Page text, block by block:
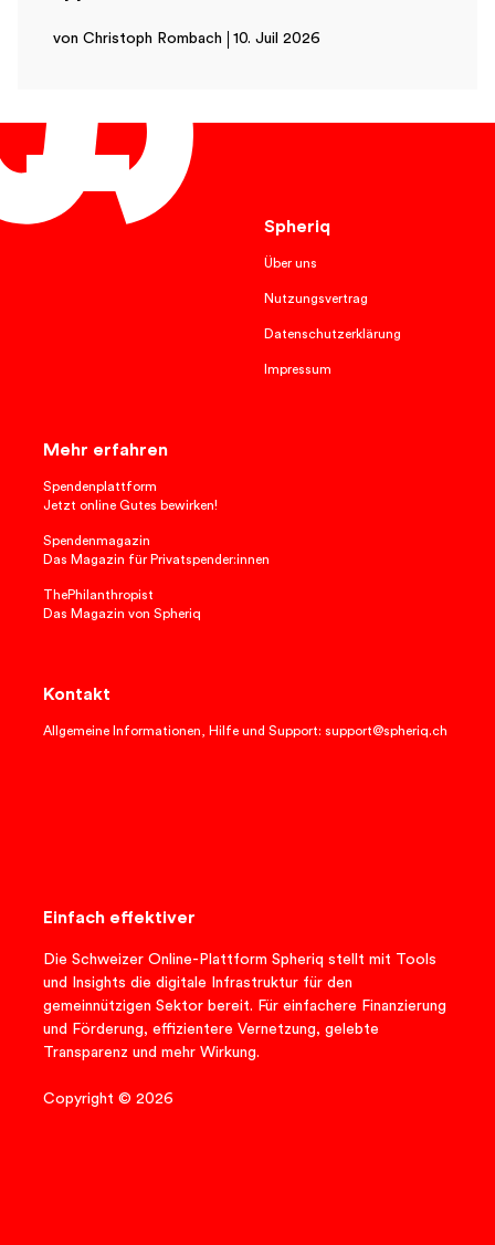
von Christoph Rombach 10. Juil 2026
Spheriq
Über uns
Nutzungsvertrag
Datenschutzerklärung
Impressum
Mehr erfahren
Spendenplattform
Jetzt online Gutes bewirken!
Spendenmagazin
Das Magazin für Privatspender:innen
ThePhilanthropist
Das Magazin von Spheriq
Kontakt
Allgemeine Informationen, Hilfe und Support: support@spheriq.ch
Einfach effektiver
Die Schweizer Online-Plattform Spheriq stellt mit Tools
und Insights die digitale Infrastruktur für den
gemeinnützigen Sektor bereit. Für einfachere Finanzierung
und Förderung, effizientere Vernetzung, gelebte
Transparenz und mehr Wirkung.
Copyright © 2026